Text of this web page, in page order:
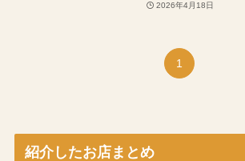
2026年4月18日
1
紹介したお店まとめ